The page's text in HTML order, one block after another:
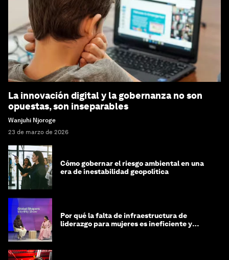
La innovación digital y la gobernanza no son
opuestas, son inseparables
Wanjuhi Njoroge
23 de marzo de 2026
Cómo gobernar el riesgo ambiental en una
era de inestabilidad geopolítica
Por qué la falta de infraestructura de
liderazgo para mujeres es ineficiente y